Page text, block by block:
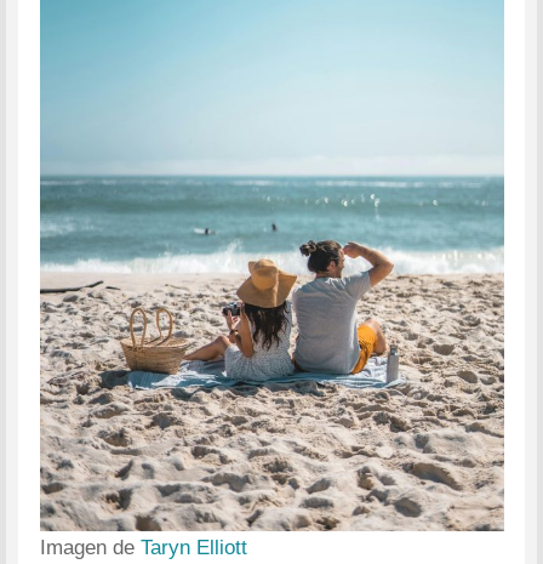
Imagen de Taryn Elliott